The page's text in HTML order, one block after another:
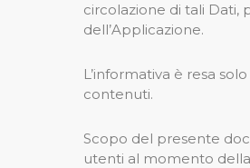
circolazione di tali Dati,
dell’Applicazione.
L’informativa è resa
contenuti.
Scopo del presente
utenti al momento